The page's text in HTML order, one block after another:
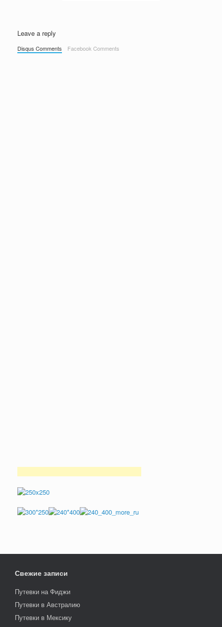
Leave a reply
Disqus Comments Facebook Comments
Свежие записи
Путевки на Фиджи
Путевки в Австралию
Путевки в Мексику